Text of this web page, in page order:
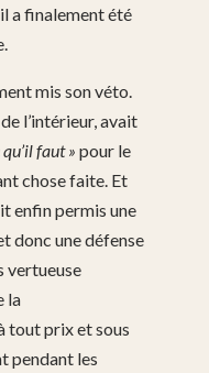
a finalement été
mis son véto.
l’intérieur, avait
qu’il faut » pour le
chose faite. Et
enfin permis une
donc une défense
vertueuse
la
tout prix et sous
pendant les